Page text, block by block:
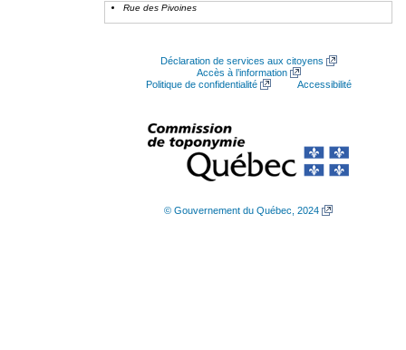
Rue des Pivoines
Déclaration de services aux citoyens
Accès à l’information
Politique de confidentialité
Accessibilité
© Gouvernement du Québec, 2024